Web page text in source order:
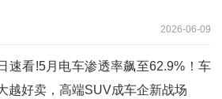
2026-06-09
速看!5月电车渗透率飙至62.9%！车
越好卖，高端SUV成车企新战场